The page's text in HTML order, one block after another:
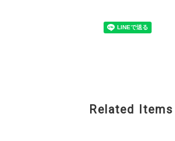
Related Items